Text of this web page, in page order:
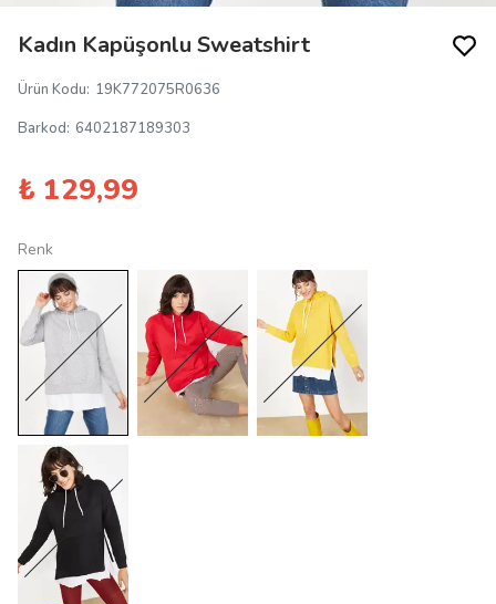
Kadın Kapüşonlu Sweatshirt
Ürün Kodu: 19K772075R0636
Barkod: 6402187189303
₺ 129,99
Renk